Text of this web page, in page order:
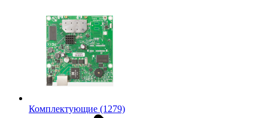
Комплектующие (1279)